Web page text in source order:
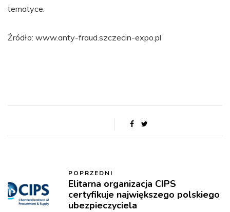
tematyce.
Źródło: www.anty-fraud.szczecin-expo.pl
POPRZEDNI
Elitarna organizacja CIPS
certyfikuje największego polskiego
ubezpieczyciela